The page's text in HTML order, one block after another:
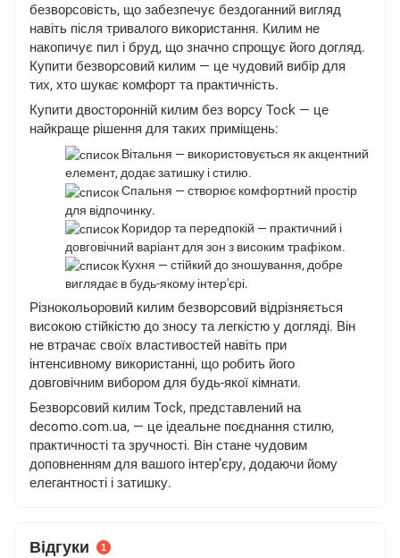
безворсовість, що забезпечує бездоганний вигляд
навіть після тривалого використання. Килим не
накопичує пил і бруд, що значно спрощує його догляд.
Купити безворсовий килим — це чудовий вибір для
тих, хто шукає комфорт та практичність.
Купити двосторонній килим без ворсу Tock — це
найкраще рішення для таких приміщень:
Вітальня — використовується як акцентний
елемент, додає затишку і стилю.
Спальня — створює комфортний простір
для відпочинку.
Коридор та передпокій — практичний і
довговічний варіант для зон з високим трафіком.
Кухня — стійкий до зношування, добре
виглядає в будь-якому інтер'єрі.
Різнокольоровий килим безворсовий відрізняється
високою стійкістю до зносу та легкістю у догляді. Він
не втрачає своїх властивостей навіть при
інтенсивному використанні, що робить його
довговічним вибором для будь-якої кімнати.
Безворсовий килим Tock, представлений на
decomo.com.ua, — це ідеальне поєднання стилю,
практичності та зручності. Він стане чудовим
доповненням для вашого інтер’єру, додаючи йому
елегантності і затишку.
Відгуки 1